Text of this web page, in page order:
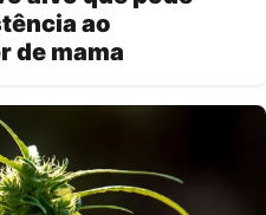
ao
de mama